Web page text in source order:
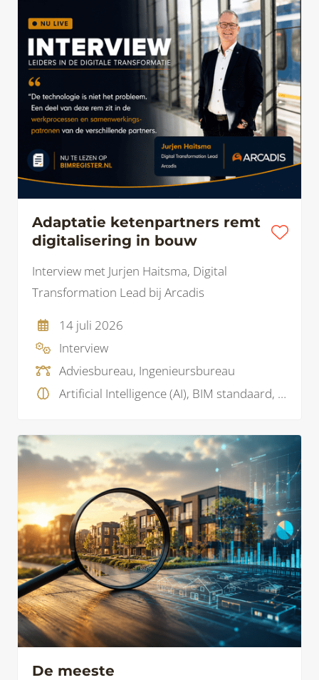
Adaptatie ketenpartners remt
digitalisering in bouw
Interview met Jurjen Haitsma, Digital
Transformation Lead bij Arcadis
14 juli 2026
Interview
Adviesbureau, Ingenieursbureau
Artificial Intelligence (AI), BIM standaard, BIM visie, Data
De meeste